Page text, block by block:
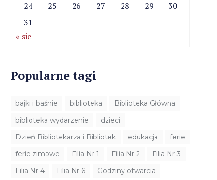
24
25 26 27 28 29
30
31
« sie
Popularne tagi
bajki i baśnie biblioteka
Biblioteka Główna
biblioteka wydarzenie
dzieci
Dzień Bibliotekarza i Bibliotek
edukacja
ferie
ferie zimowe
Filia Nr 1 Filia Nr 2
Filia Nr 3
Filia Nr 4
Filia Nr 6
Godziny otwarcia